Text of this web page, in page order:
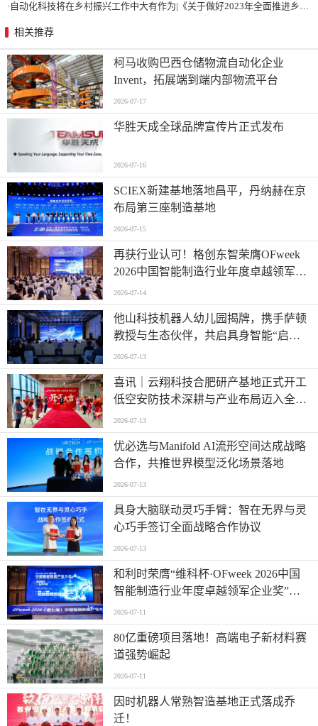
· 自动化科技将在乡村振兴工作中大有作为|《关于做好2023年全面推进乡村振兴重点工作的意见》发布
相关推荐
柯马收购巴西仓储物流自动化企业
Invent，拓展端到端内部物流平台
2026-07-17
华胜天成全球品牌宣传片正式发布
2026-07-16
SCIEX新建基地落地昌平，丹纳赫在京
布局第三座制造基地
2026-07-15
再获行业认可！格创东智荣膺OFweek
2026中国智能制造行业年度卓越领军企
业奖
2026-07-14
他山科技机器人幼儿园揭牌，携手萨顿
教授与生态伙伴，共启具身智能“启蒙
时代”
2026-07-13
喜讯｜云翔科技合肥研产基地正式开工
低空安防技术深耕与产业布局迈入全新
阶段
2026-07-13
优必选与Manifold AI流形空间达成战略
合作，共推世界模型泛化场景落地
2026-07-13
具身大脑联动灵巧手臂：智在无界与灵
心巧手签订全面战略合作协议
2026-07-13
和利时荣膺“维科杯·OFweek 2026中国
智能制造行业年度卓越领军企业奖”，
以自主创新实力引领智造新浪潮
2026-07-11
80亿重磅项目落地！高端电子新材料赛
道强势崛起
2026-07-11
因时机器人常熟智造基地正式落成乔
迁！